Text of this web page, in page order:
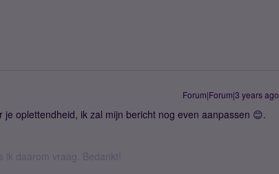
Forum|Forum|3 years ago
je oplettendheid, ik zal mijn bericht nog even aanpassen 😊.
daarom vraag. Bedankt!